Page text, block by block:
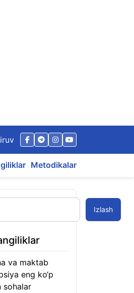
Metodikalar
Izlash
va maktab
eng ko‘p
sohalar